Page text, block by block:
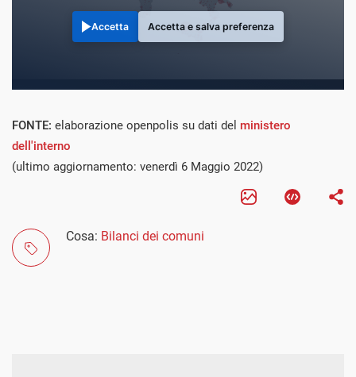
Accetta Accetta e salva preferenza
FONTE: elaborazione openpolis su dati del ministero
dell'interno
(ultimo aggiornamento: venerdì 6 Maggio 2022)
Cosa: Bilanci dei comuni